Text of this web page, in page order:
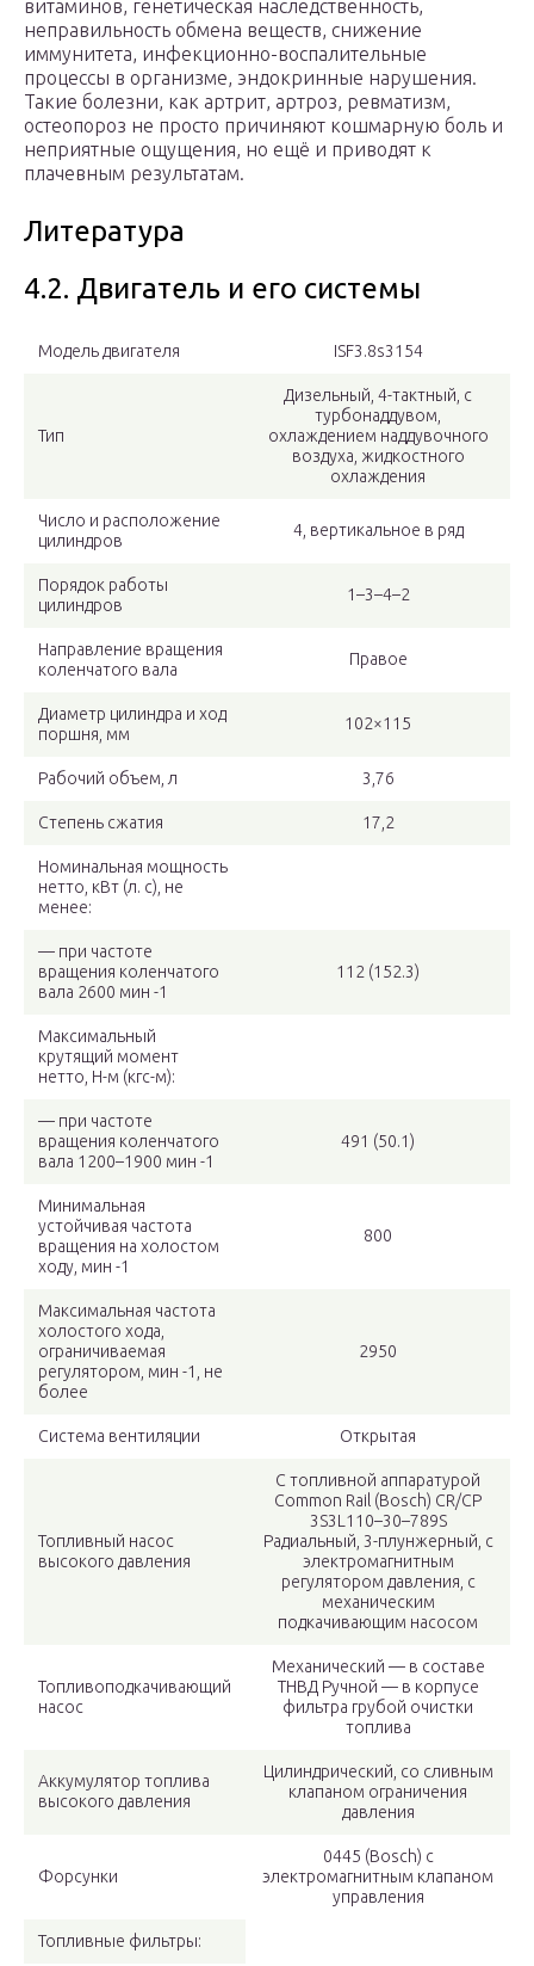
витаминов, генетическая наследственность,
неправильность обмена веществ, снижение
иммунитета, инфекционно-воспалительные
процессы в организме, эндокринные нарушения.
Такие болезни, как артрит, артроз, ревматизм,
остеопороз не просто причиняют кошмарную боль и
неприятные ощущения, но ещё и приводят к
плачевным результатам.
Литература
4.2. Двигатель и его системы
Модель двигателя ISF3.8s3154
Тип
Дизельный, 4-тактный, с
турбонаддувом,
охлаждением наддувочного
воздуха, жидкостного
охлаждения
Число и расположение
цилиндров
4, вертикальное в ряд
Порядок работы
цилиндров
1–3–4–2
Направление вращения
коленчатого вала
Правое
Диаметр цилиндра и ход
поршня, мм
102×115
Рабочий объем, л 3,76
Степень сжатия 17,2
Номинальная мощность
нетто, кВт (л. с), не
менее:
— при частоте
вращения коленчатого
вала 2600 мин -1
112 (152.3)
Максимальный
крутящий момент
нетто, Н-м (кгс-м):
— при частоте
вращения коленчатого
вала 1200–1900 мин -1
491 (50.1)
Минимальная
устойчивая частота
вращения на холостом
ходу, мин -1
800
Максимальная частота
холостого хода,
ограничиваемая
регулятором, мин -1, не
более
2950
Система вентиляции Открытая
Топливный насос
высокого давле­ния
С топливной аппаратурой
Common Rail (Bosch) CR/CP
3S3L110–30–789S
Радиальный, 3-плунжерный, с
электромагнитным
регулятором давления, с
механическим
подкачивающим насосом
Топливоподкачивающий
насос
Механический — в составе
ТНВД Ручной — в корпусе
фильтра гру­бой очистки
топлива
Аккумулятор топлива
высокого давления ­
Цилиндрический, со сливным
кла­паном ограничения
давления
Форсунки
0445 (Bosch) с
электромагнитным клапаном
управления
Топливные фильтры: